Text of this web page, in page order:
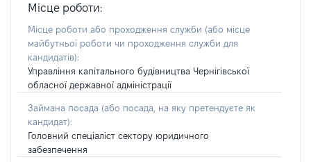
Місце роботи:
Місце роботи або проходження служби (або місце
майбутньої роботи чи проходження служби для
кандидатів):
Управління капітального будівництва Чернігівської
обласної державної адміністрації
Займана посада (або посада, на яку претендуєте як
кандидат):
Головний спеціаліст сектору юридичного
забезпечення